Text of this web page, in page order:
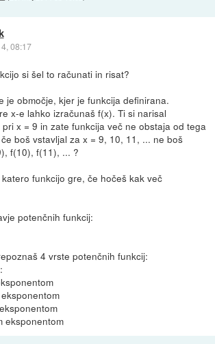
08:17
si šel to računati in risat?
je območje, kjer je funkcija definirana.
x-e lahko izračunaš f(x). Ti si narisal
x = 9 in zate funkcija več ne obstaja od tega
boš vstavljal za x = 9, 10, 11, ... ne boš
f(10), f(11), ... ?
funkcijo gre, če hočeš kak več
potenčnih funkcij:
4 vrste potenčnih funkcij:
eksponentom